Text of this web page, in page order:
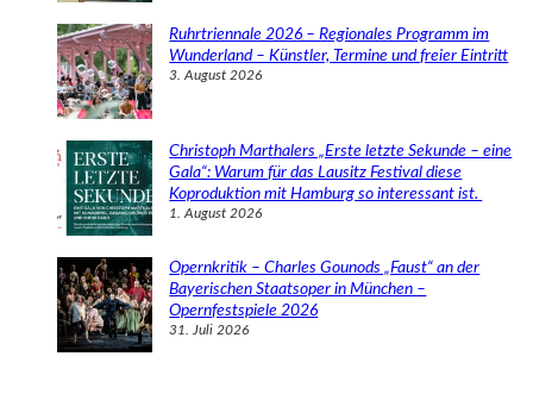
Ruhrtriennale 2026 – Regionales Programm im
Wunderland – Künstler, Termine und freier Eintritt
3. August 2026
Christoph Marthalers „Erste letzte Sekunde – eine
Gala“: Warum für das Lausitz Festival diese
Koproduktion mit Hamburg so interessant ist.
1. August 2026
Opernkritik – Charles Gounods „Faust“ an der
Bayerischen Staatsoper in München –
Opernfestspiele 2026
31. Juli 2026